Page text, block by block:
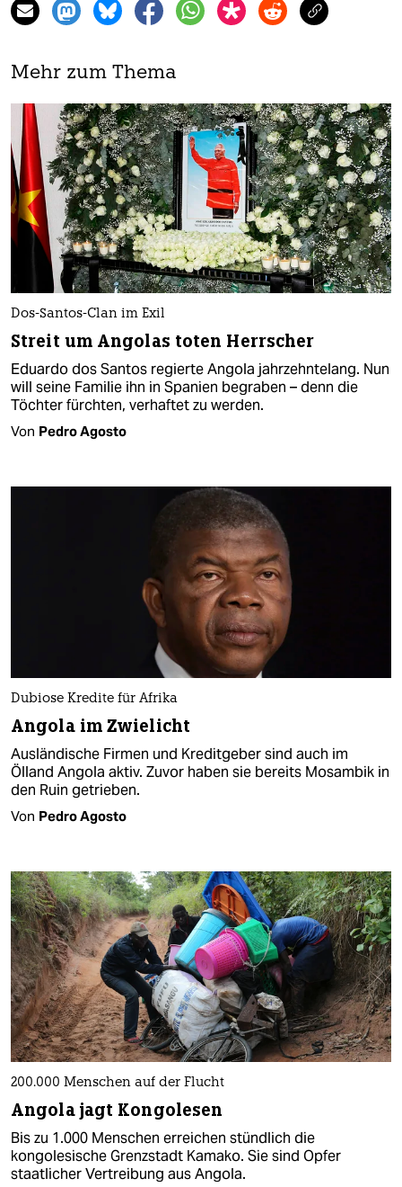
Mehr zum Thema
Dos-Santos-Clan im Exil
Streit um Angolas toten Herrscher
Eduardo dos Santos regierte Angola jahrzehntelang. Nun
will seine Familie ihn in Spanien begraben – denn die
Töchter fürchten, verhaftet zu werden.
Von Pedro Agosto
Dubiose Kredite für Afrika
Angola im Zwielicht
Ausländische Firmen und Kreditgeber sind auch im
Ölland Angola aktiv. Zuvor haben sie bereits Mosambik in
den Ruin getrieben.
Von Pedro Agosto
200.000 Menschen auf der Flucht
Angola jagt Kongolesen
Bis zu 1.000 Menschen erreichen stündlich die
kongolesische Grenzstadt Kamako. Sie sind Opfer
staatlicher Vertreibung aus Angola.